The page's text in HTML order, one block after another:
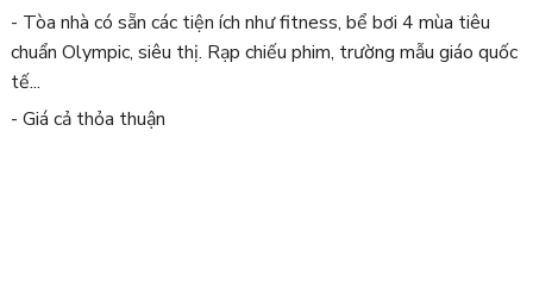
- Tòa nhà có sẵn các tiện ích như fitness, bể bơi 4 mùa tiêu
chuẩn Olympic, siêu thị. Rạp chiếu phim, trường mẫu giáo quốc
tế...
- Giá cả thỏa thuận